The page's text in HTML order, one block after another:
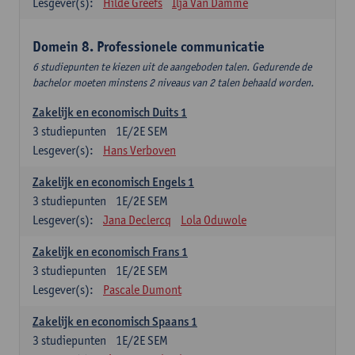
Domein 8. Professionele communicatie
6 studiepunten te kiezen uit de aangeboden talen. Gedurende de
bachelor moeten minstens 2 niveaus van 2 talen behaald worden.
Zakelijk en economisch Duits 1
1E/2E SEM
3 studiepunten
Lesgever(s):
Hans Verboven
Zakelijk en economisch Engels 1
1E/2E SEM
3 studiepunten
Lesgever(s):
Jana Declercq Lola Oduwole
Zakelijk en economisch Frans 1
1E/2E SEM
3 studiepunten
Lesgever(s):
Pascale Dumont
Zakelijk en economisch Spaans 1
1E/2E SEM
3 studiepunten